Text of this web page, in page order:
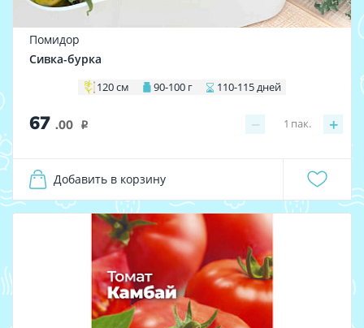
Помидор
Сивка-бурка
120 см 90-100 г 110-115 дней
67 .00 i − +
1 пак.
Добавить в корзину